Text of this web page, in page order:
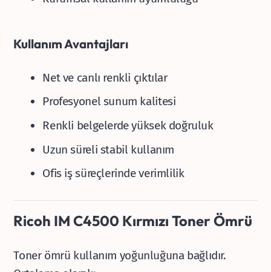
Kullanım Avantajları
Net ve canlı renkli çıktılar
Profesyonel sunum kalitesi
Renkli belgelerde yüksek doğruluk
Uzun süreli stabil kullanım
Ofis iş süreçlerinde verimlilik
Ricoh IM C4500 Kırmızı Toner Ömrü
Toner ömrü kullanım yoğunluğuna bağlıdır.